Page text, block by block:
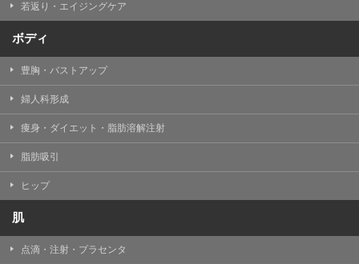
若返り・エイジングケア
ボディ
豊胸・バストアップ
婦人科形成
痩身・ダイエット・脂肪溶解注射
脂肪吸引
ヒップ
肌
点滴・注射・プラセンタ